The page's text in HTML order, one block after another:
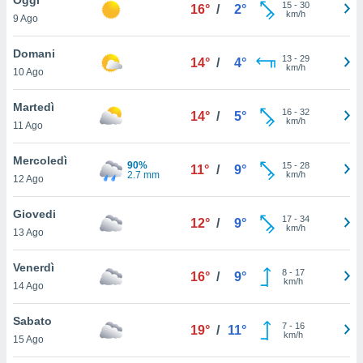
è
al sito
di
ci
di
il
un
la
nella
9 Ago
16° / 2° 15- 30
km/h
Domani
10 Ago
14° / 4° 13- 29
km/h
Martedì
11 Ago
14° / 5° 16- 32
km/h
Mercoledì
12 Ago
90%
2.7 mm
11° / 9° 15- 28
km/h
Giovedi
13 Ago
12° / 9° 17- 34
km/h
Venerdì
14 Ago
16° / 9° 8- 17
km/h
Sabato
15 Ago
19° / 11° 7- 16
km/h